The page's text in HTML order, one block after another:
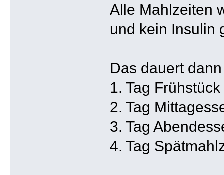
Alle Mahlzeiten
und kein Insulin
Das dauert
1. Tag
2. Tag
3. Tag
4. Tag